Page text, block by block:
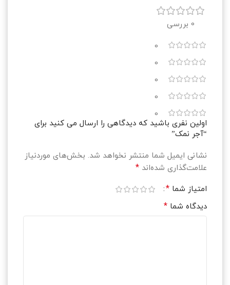
0 بررسی
0
0
0
0
0
اولین نفری باشید که دیدگاهی را ارسال می کنید برای
“آجر نمک”
نشانی ایمیل شما منتشر نخواهد شد. بخش‌های موردنیاز
علامت‌گذاری شده‌اند *
امتیاز شما *
دیدگاه شما *